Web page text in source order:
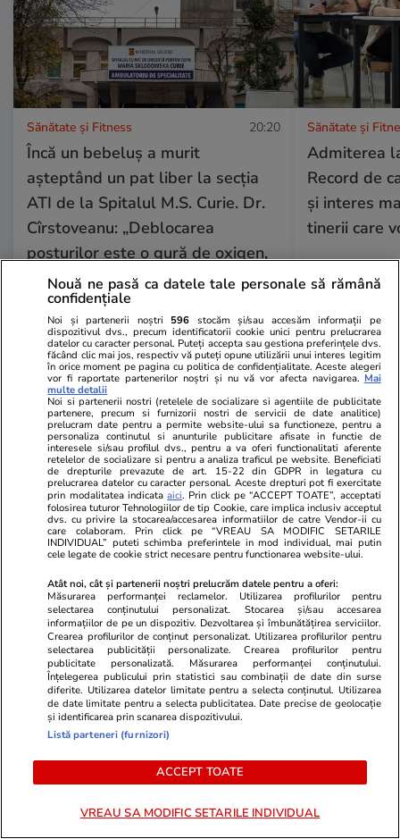
Sănătate și Fitness 20:20
Încă un bebeluș a murit
așteptând un pat liber la secția
ATI de la Spitalul M.S. Curie. Dr.
Cîrstoveanu: „Deblocarea
posturilor este o gură de oxigen,
când ești în agonie”
Sănătate și
Admiterea
Record de
și interes
tinerii care
Lifestyle 18 iul.
Semnele deshidratării și cum să
o previi
Lifestyle 17 iul.
De ce să nu păstrezi cartofii
lângă ceapă
Lifestyle
Ce este batch cooking și cum îți
săptămânale
Nouă ne pasă ca datele tale personale să rămână
confidențiale
Noi și partenerii noștri 596 stocăm și/sau accesăm informații pe
dispozitivul dvs., precum identificatorii cookie unici pentru prelucrarea
datelor cu caracter personal. Puteți accepta sau gestiona preferințele dvs.
făcând clic mai jos, respectiv vă puteți opune utilizării unui interes legitim
în orice moment pe pagina cu politica de confidențialitate. Aceste alegeri
vor fi raportate partenerilor noștri și nu vă vor afecta navigarea. Mai
multe detalii
Noi si partenerii nostri (retelele de socializare si agentiile de publicitate
partenere, precum si furnizorii nostri de servicii de date analitice)
prelucram date pentru a permite website-ului sa functioneze, pentru a
personaliza continutul si anunturile publicitare afisate in functie de
interesele si/sau profilul dvs., pentru a va oferi functionalitati aferente
retelelor de socializare si pentru a analiza traficul pe website. Beneficiati
de drepturile prevazute de art. 15-22 din GDPR in legatura cu
prelucrarea datelor cu caracter personal. Aceste drepturi pot fi exercitate
prin modalitatea indicataaici. Prin click pe “ACCEPT TOATE”, acceptati
folosirea tuturor Tehnologiilor de tip Cookie, care implica inclusiv acceptul
dvs. cu privire la stocarea/accesarea informatiilor de catre Vendor-ii cu
care colaboram. Prin click pe “VREAU SA MODIFIC SETARILE
INDIVIDUAL” puteti schimba preferintele in mod individual, mai putin
cele legate de cookie strict necesare pentru functionarea website-ului.
Atât noi, cât și partenerii noștri prelucrăm datele pentru a oferi:
Măsurarea performanței reclamelor. Utilizarea profilurilor pentru
selectarea conținutului personalizat. Stocarea și/sau accesarea
informațiilor de pe un dispozitiv. Dezvoltarea și îmbunătățirea serviciilor.
Crearea profilurilor de conținut personalizat. Utilizarea profilurilor pentru
selectarea publicității personalizate. Crearea profilurilor pentru
publicitate personalizată. Măsurarea performanței conținutului.
Înțelegerea publicului prin statistici sau combinații de date din surse
diferite. Utilizarea datelor limitate pentru a selecta conținutul. Utilizarea
de date limitate pentru a selecta publicitatea. Date precise de geolocație
și identificarea prin scanarea dispozitivului.
Listă parteneri (furnizori)
ACCEPT TOATE
VREAU SA MODIFIC SETARILE INDIVIDUAL